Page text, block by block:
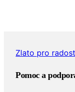
Zlato pro radost
Pomoc a